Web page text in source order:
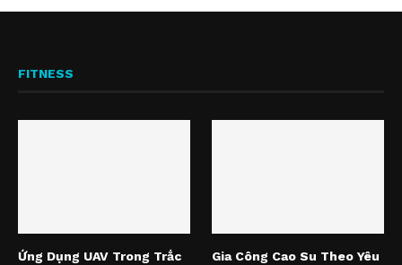
FITNESS
Ứng Dụng UAV Trong Trắc
Gia Công Cao Su Theo Yêu